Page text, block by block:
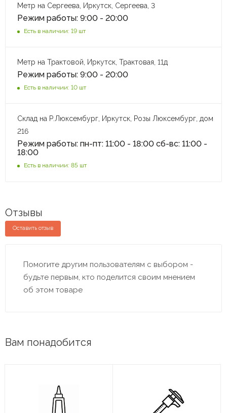
Метр на Сергеева, Иркутск, Сергеева, 3
Режим работы: 9:00 - 20:00
Есть в наличии: 19 шт
Метр на Трактовой, Иркутск, Трактовая, 11д
Режим работы: 9:00 - 20:00
Есть в наличии: 10 шт
Склад на Р.Люксембург, Иркутск, Розы Люксембург, дом
216
Режим работы: пн-пт: 11:00 - 18:00 сб-вс: 11:00 -
18:00
Есть в наличии: 85 шт
Отзывы
Оставить отзыв
Помогите другим пользователям с выбором -
будьте первым, кто поделится своим мнением
об этом товаре
Вам понадобится